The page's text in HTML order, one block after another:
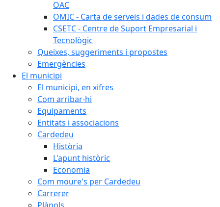
OAC
OMIC - Carta de serveis i dades de consum
CSETC - Centre de Suport Empresarial i
Tecnològic
Queixes, suggeriments i propostes
Emergències
El municipi
El municipi, en xifres
Com arribar-hi
Equipaments
Entitats i associacions
Cardedeu
Història
L'apunt històric
Economia
Com moure's per Cardedeu
Carrerer